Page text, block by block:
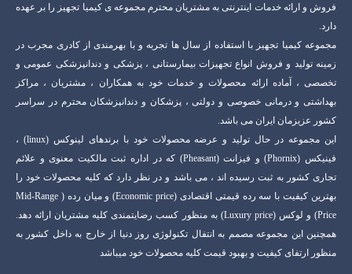
فروش و ارائه خدمات اینترنتی به مشتریان محترم مجموعه ی کیمیا تجهیز را بر عهده
دارد.
مجموعه کیمیا تجهیز با استفاده از سال ها تجربه و با بهرمندی از کادری مجرب در
زمینه تولید و فروش انواع تجهیزات بیمارستانی ، پزشکی و دندانپزشکی عمومی و
تخصصی ، آماده ارائه محصولات و خدمات خود به همکاران ، مشتریان ، مراکز
بهداشتی و درمانی خصوصی و دولتی ، پزشکان و دندانپزشکان محترم در سراسر
کشور عزیزمان ایران می باشد.
این مجموعه در حال تولید و عرضه محصولات خود با برندهای لینوکس (linux) ،
فینیکس (Phornix) و فیزانت (Pheasant) که در اداره ثبت مالکیت معنوی و علائم
تجاری کشور به ثبت رسیده اند ، می باشد و در نظر دارد که کلیه محصولات خود را
بهترین کیفیت با سه رده قیمتی اقتصادی (Economic price) و میان رده ( Mid-Range
Price) و لوکس (Luxury price) به منظور کسب رضایتمندی کلیه مشتریان ارائه دهد.
همچنین این مجموعه مصمم به انتفال تکنولوژی روز دنیا از خارج به داخل کشور به
منظور ارتفای کیفیت و بهبود قیمت کلیه محصولات خود میباشد